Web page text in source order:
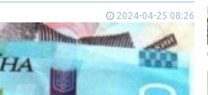
2024-04-25 08:26